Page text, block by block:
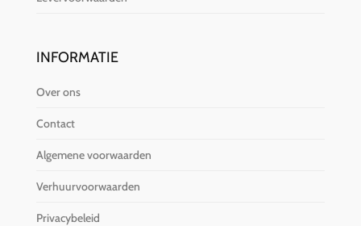
INFORMATIE
Over ons
Contact
Algemene voorwaarden
Verhuurvoorwaarden
Privacybeleid